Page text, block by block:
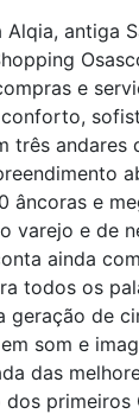
antiga
e
três andares
âncoras e
varejo e de
ainda
todos os
geração de
som e
das
primeiros